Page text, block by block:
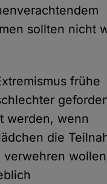
sollten nicht
frühe
werden, wenn
die